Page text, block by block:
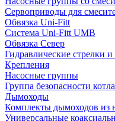
Сервоприводы для
Обвязка Uni-Fitt
Система Uni-Fitt UMB
Обвязка Север
Гидравлические стрелки
Крепления
Насосные группы
Группа безопасности котла
Дымоходы
Комплекты дымоходов из
Универсальные